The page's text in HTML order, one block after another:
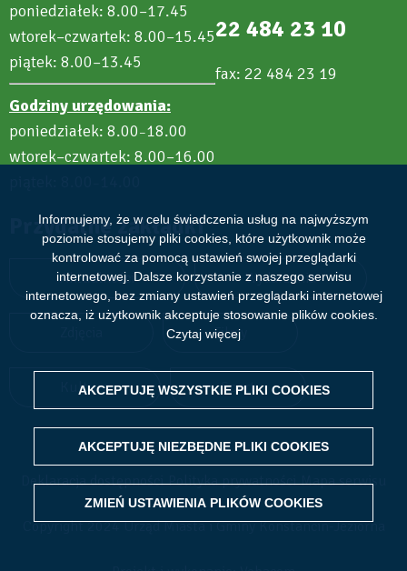
Informujemy, że w celu świadczenia usług na najwyższym
poziomie stosujemy pliki cookies, które użytkownik może
kontrolować za pomocą ustawień swojej przeglądarki
internetowej. Dalsze korzystanie z naszego serwisu
internetowego, bez zmiany ustawień przeglądarki internetowej
oznacza, iż użytkownik akceptuje stosowanie plików cookies.
Czytaj więcej
AKCEPTUJĘ WSZYSTKIE PLIKI COOKIES
AKCEPTUJĘ NIEZBĘDNE PLIKI COOKIES
WITHDRAW CONSENT
ZMIEŃ USTAWIENIA PLIKÓW COOKIES
poniedziałek: 8.00–17.45
wtorek–czwartek: 8.00–15.45
piątek: 8.00–13.45
Godziny urzędowania:
poniedziałek: 8.00–18.00
wtorek–czwartek: 8.00–16.00
22 484 23 10
fax: 22 484 23 19
Przydatne zakładki
Aktualności Wydarzenia
Filmy
Kultura Sport
Copyright 2024 Urząd Miasta i Gminy Konstancin-Jeziorna
Deklaracja dostępności Polityka prywatności Mapa serwisu